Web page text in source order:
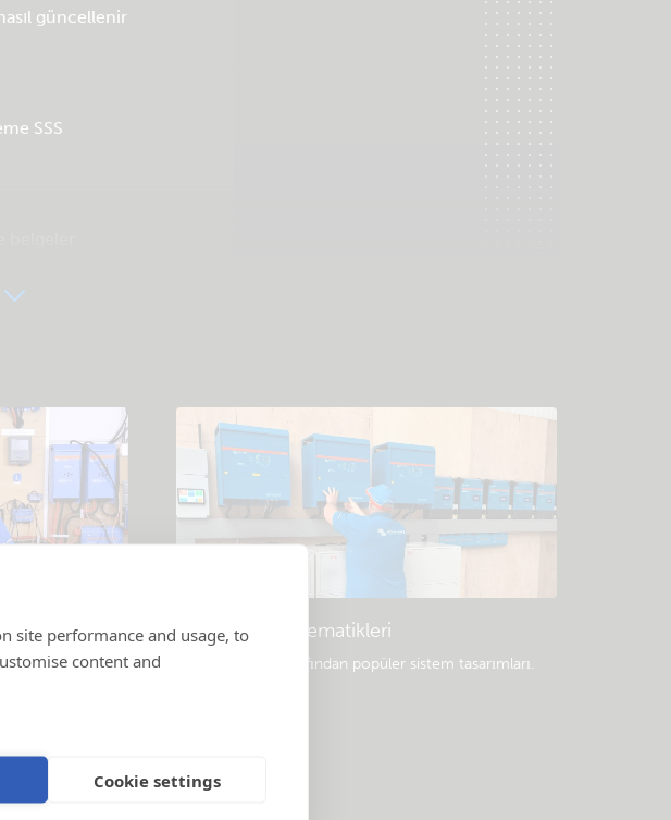
site performance and usage, to
content and
Cookie settings
güncellenir
SSS
Örnek sistem şematikleri
Profesyoneller tarafından popüler sistem tasarımları.